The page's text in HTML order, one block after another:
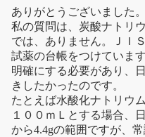
ありがとうございました。
私の質問は、炭酸ナトリ
では、ありません。ＪＩ
試薬の台帳をつけていま
明確にする必要があり、
きしたかったのです。
たとえば水酸化ナトリウ
１００ｍＬとする場合、
から4.4gの範囲ですが、